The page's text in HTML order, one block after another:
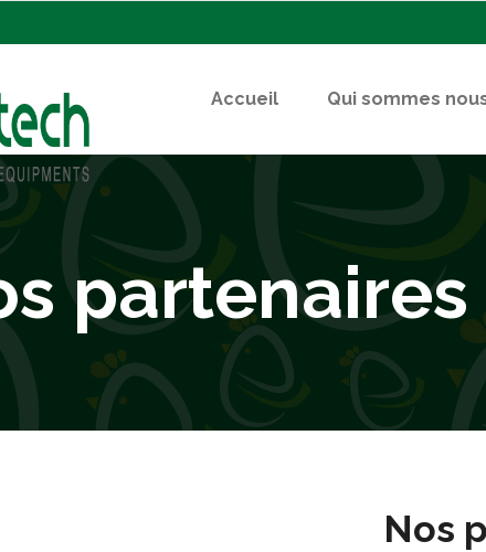
Accueil Qui sommes
partenaires
Nos